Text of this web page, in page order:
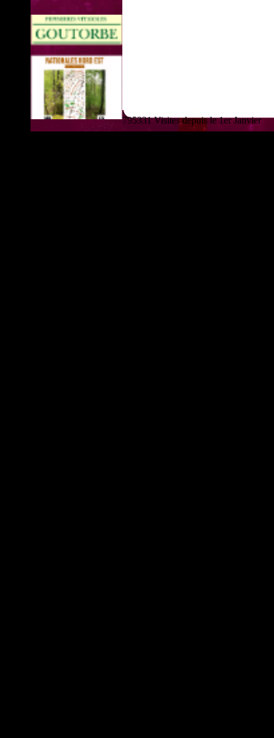
795331 Visites depuis le 1er Janvier